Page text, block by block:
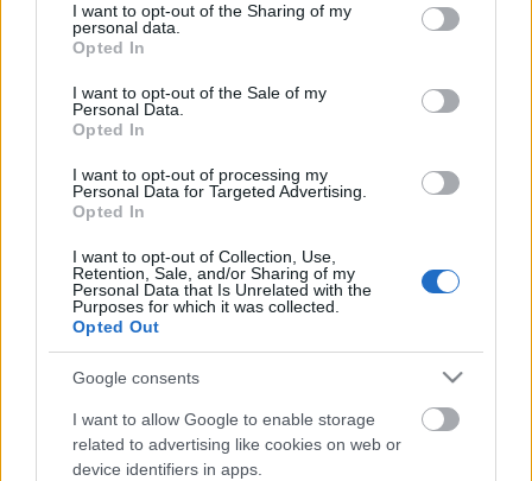
not limited to your visit or usage behaviour. You may click to
grant or deny consent to Google and its third-party tags to
use your data for below specified purposes in below Google
consent section.
I want to opt-out of the Sharing of my
personal data.
Opted In
I want to opt-out of the Sale of my
Personal Data.
Opted In
I want to opt-out of processing my
Personal Data for Targeted Advertising.
Opted In
I want to opt-out of Collection, Use,
Retention, Sale, and/or Sharing of my
Personal Data that Is Unrelated with the
Purposes for which it was collected.
Opted Out
Google consents
I want to allow Google to enable storage
related to advertising like cookies on web or
device identifiers in apps.
Naponta tonnányi csodás nyaklánc képébe botlok a
neten (sajnos főként a Pinterest a vétkes ebben). Van
ami a feltűnő színe miatt ragadja meg a tekintetet,
más darabok az óriási, csillogó köveikkel
kápráztatnak el, de persze diszkrét, finoman elegáns
darabokat is találni - persze…
Fülönfüggősdi
fashionista•2012. július 05.
Annyira meleg van, hogy a legkényelmesebb feltűzni,
copfba fogni vagy befonni a hajunkat - ez pedig
remek apropóként szolgál arra, hogy
látványosabbnál látványosabb fülbevalókkal,
klipszekkel és függőkkel dobjuk fel a
megjelenésünket. Szerencsére most szinte minden